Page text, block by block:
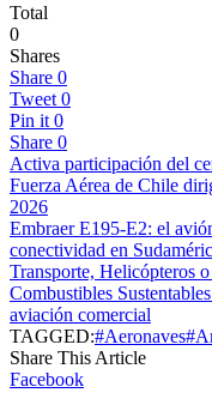
Total
0
Shares
Share 0
Tweet 0
Pin it 0
Share 0
Activa participación del
Fuerza Aérea de Chile
2026
Embraer E195-E2: el
conectividad en
Transporte, Helicópteros
Combustibles
aviación comercial
TAGGED:#Aeronaves
Share This Article
Facebook